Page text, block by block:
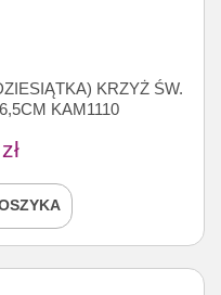
KRZYŻ ŚW.
KAM1110
zł